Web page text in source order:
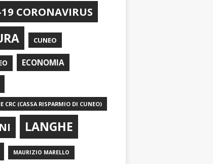
CORONAVIRUS
CUNEO
ECONOMIA
CRC (CASSA RISPARMIO DI CUNEO)
LANGHE
MAURIZIO MARELLO